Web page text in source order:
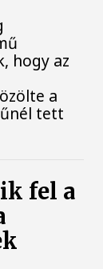
hogy az
a
tett
fel a